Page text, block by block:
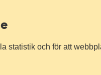
statistik och för att